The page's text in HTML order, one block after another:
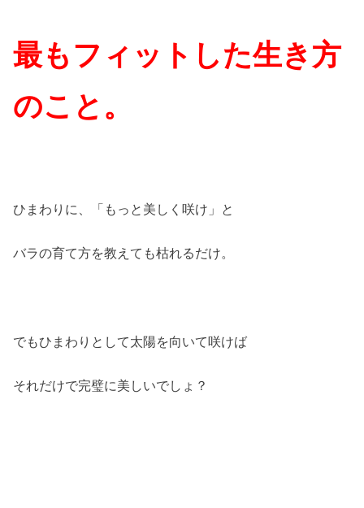
最もフィットした生き方
のこと。
ひまわりに、「もっと美しく咲け」と
バラの育て方を教えても枯れるだけ。
でもひまわりとして太陽を向いて咲けば
それだけで完璧に美しいでしょ？